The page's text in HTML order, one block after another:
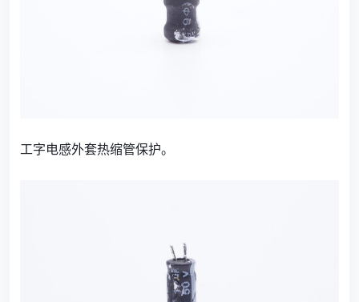
工字电感外套热缩管保护。